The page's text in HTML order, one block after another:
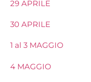
29 APRILE
30 APRILE
1 al 3 MAGGIO
4 MAGGIO